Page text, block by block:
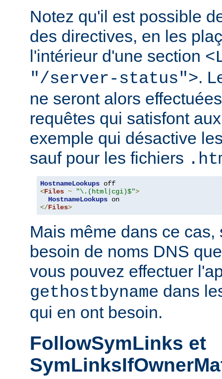
Notez qu'il est possible
des directives, en les
l'intérieur d'une section
"/server-status">.
ne seront alors
requêtes qui satisfont
exemple qui désactive
sauf pour les fichiers
HostnameLookups
<Files ~ "\.(html|cgi)$">
HostnameLookups
</Files>
Mais même dans ce cas,
besoin de noms DNS
vous pouvez effectuer
gethostbyname dans
qui en ont besoin.
FollowSymLinks et